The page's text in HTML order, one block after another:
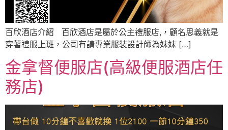
百欣酒店介紹 百欣酒店是屬於公主禮服店,，顧名思義就是
穿著禮服上班，公司有請專業服裝設計師為妹妹 […]
金拿督便服店(高級便服酒店任
務店)